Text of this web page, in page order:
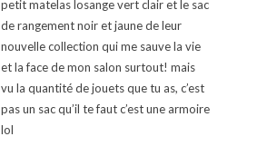
petit matelas losange vert clair et le sac
de rangement noir et jaune de leur
nouvelle collection qui me sauve la vie
et la face de mon salon surtout! mais
vu la quantité de jouets que tu as, c’est
pas un sac qu’il te faut c’est une armoire
lol